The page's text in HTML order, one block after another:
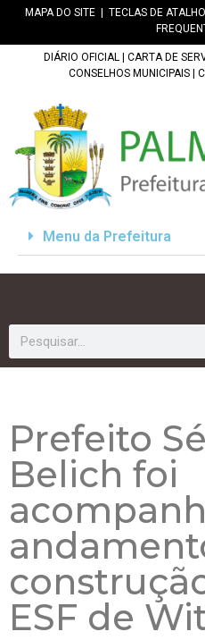
MAPA DO SITE TECLAS DE ATALHO
DIÁRIO OFICIAL CARTA DE
CONSELHOS MUNICIPAIS
Menu da Prefeitura
Prefeito
Belich foi
ESF de